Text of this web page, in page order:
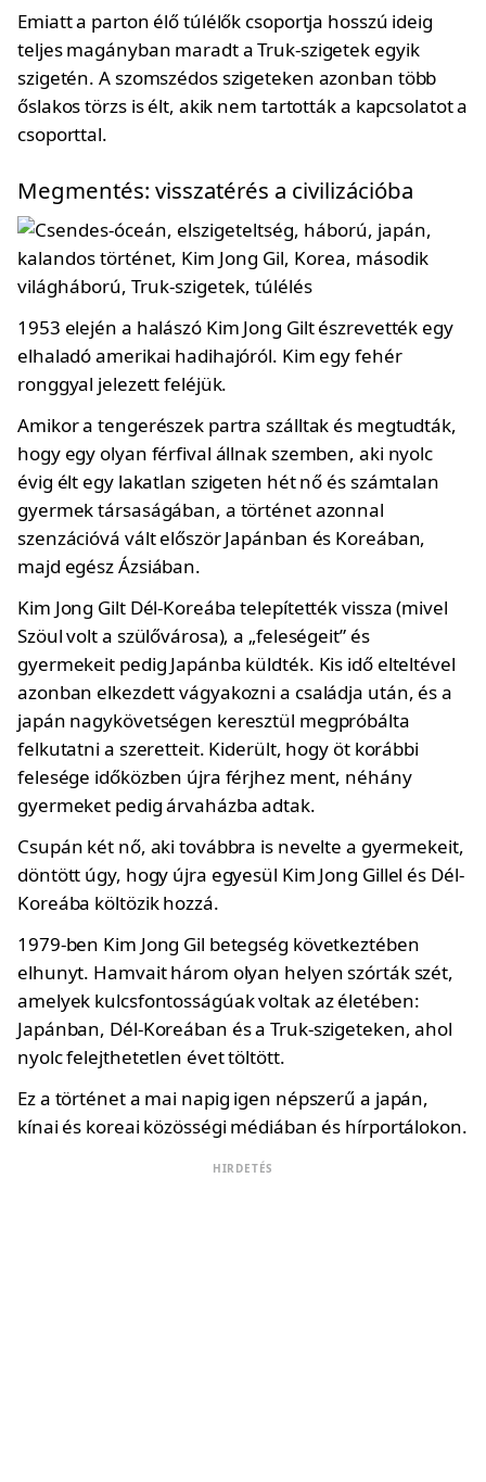
Emiatt a parton élő túlélők csoportja hosszú ideig
teljes magányban maradt a Truk-szigetek egyik
szigetén. A szomszédos szigeteken azonban több
őslakos törzs is élt, akik nem tartották a kapcsolatot a
csoporttal.
Megmentés: visszatérés a civilizációba
1953 elején a halászó Kim Jong Gilt észrevették egy
elhaladó amerikai hadihajóról. Kim egy fehér
ronggyal jelezett feléjük.
Amikor a tengerészek partra szálltak és megtudták,
hogy egy olyan férfival állnak szemben, aki nyolc
évig élt egy lakatlan szigeten hét nő és számtalan
gyermek társaságában, a történet azonnal
szenzációvá vált először Japánban és Koreában,
majd egész Ázsiában.
Kim Jong Gilt Dél-Koreába telepítették vissza (mivel
Szöul volt a szülővárosa), a „feleségeit” és
gyermekeit pedig Japánba küldték. Kis idő elteltével
azonban elkezdett vágyakozni a családja után, és a
japán nagykövetségen keresztül megpróbálta
felkutatni a szeretteit. Kiderült, hogy öt korábbi
felesége időközben újra férjhez ment, néhány
gyermeket pedig árvaházba adtak.
Csupán két nő, aki továbbra is nevelte a gyermekeit,
döntött úgy, hogy újra egyesül Kim Jong Gillel és Dél-
Koreába költözik hozzá.
1979-ben Kim Jong Gil betegség következtében
elhunyt. Hamvait három olyan helyen szórták szét,
amelyek kulcsfontosságúak voltak az életében:
Japánban, Dél-Koreában és a Truk-szigeteken, ahol
nyolc felejthetetlen évet töltött.
Ez a történet a mai napig igen népszerű a japán,
kínai és koreai közösségi médiában és hírportálokon.
HIRDETÉS